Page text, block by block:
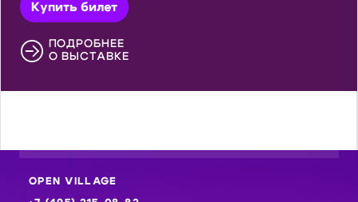
Купить билет
ПОДРОБНЕЕ
О ВЫСТАВКЕ
OPEN VILLAGE